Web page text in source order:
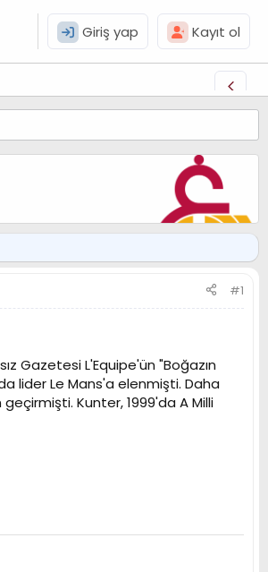
Giriş yap Kayıt ol
#1
Gazetesi L'Equipe'ün "Boğazın
lider Le Mans'a elenmişti. Daha
Kunter, 1999'da A Milli